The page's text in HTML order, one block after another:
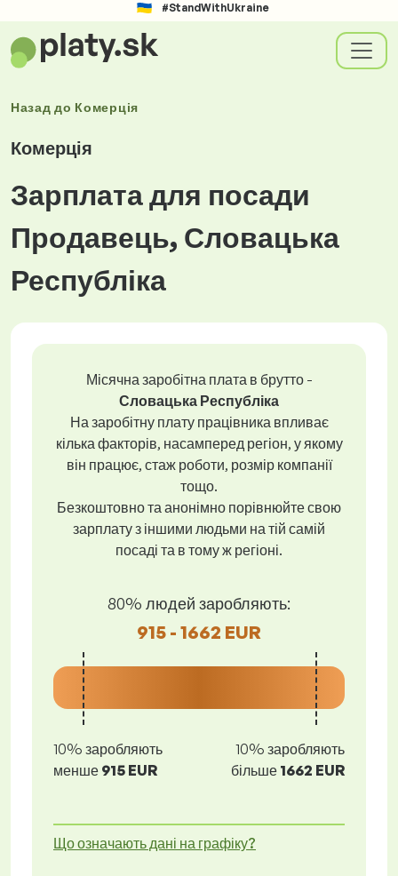
#StandWithUkraine
Назад до Комерція
Комерція
Зарплата для посади
Продавець, Словацька
Республіка
Місячна заробітна плата в брутто -
Словацька Республіка
На заробітну плату працівника впливає
кілька факторів, насамперед регіон, у якому
він працює, стаж роботи, розмір компанії
тощо.
Безкоштовно та анонімно порівнюйте свою
зарплату з іншими людьми на тій самій
посаді та в тому ж регіоні.
80% людей заробляють:
915 - 1662 EUR
10% заробляють
менше 915 EUR
10% заробляють
більше 1662 EUR
Що означають дані на графіку?